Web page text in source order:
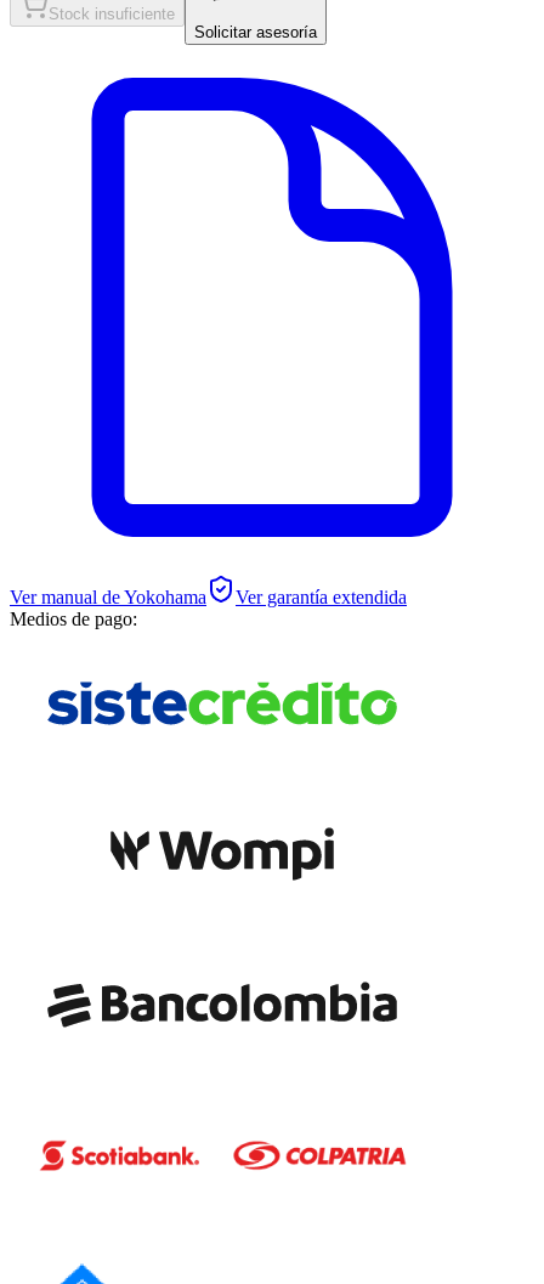
Stock insuficiente
Solicitar asesoría
Ver manual deYokohama
Ver garantía extendida
Medios de pago: